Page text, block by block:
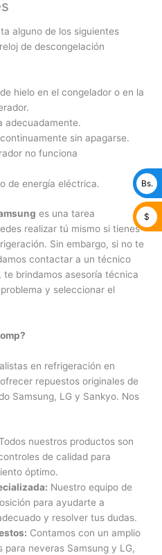
alguno de los siguientes
de descongelación
hielo en el congelador o en la
adecuadamente.
sin apagarse.
no funciona
de energía eléctrica.
es una tarea
realizar tú mismo si tienes
Sin embargo, si no te
contactar a un técnico
te brindamos asesoría técnica
y seleccionar el
en refrigeración en
repuestos originales de
Samsung, LG y Sankyo. Nos
nuestros productos son
de calidad para
óptimo.
Nuestro equipo de
para ayudarte a
y resolver tus dudas.
Contamos con un amplio
para neveras Samsung y LG,
Bs.
$